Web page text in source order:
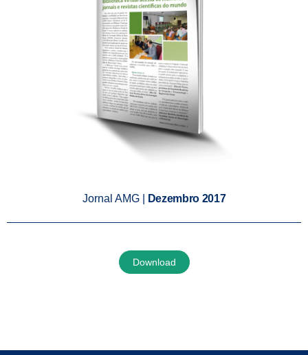
Jornal AMG | Dezembro 2017
Download